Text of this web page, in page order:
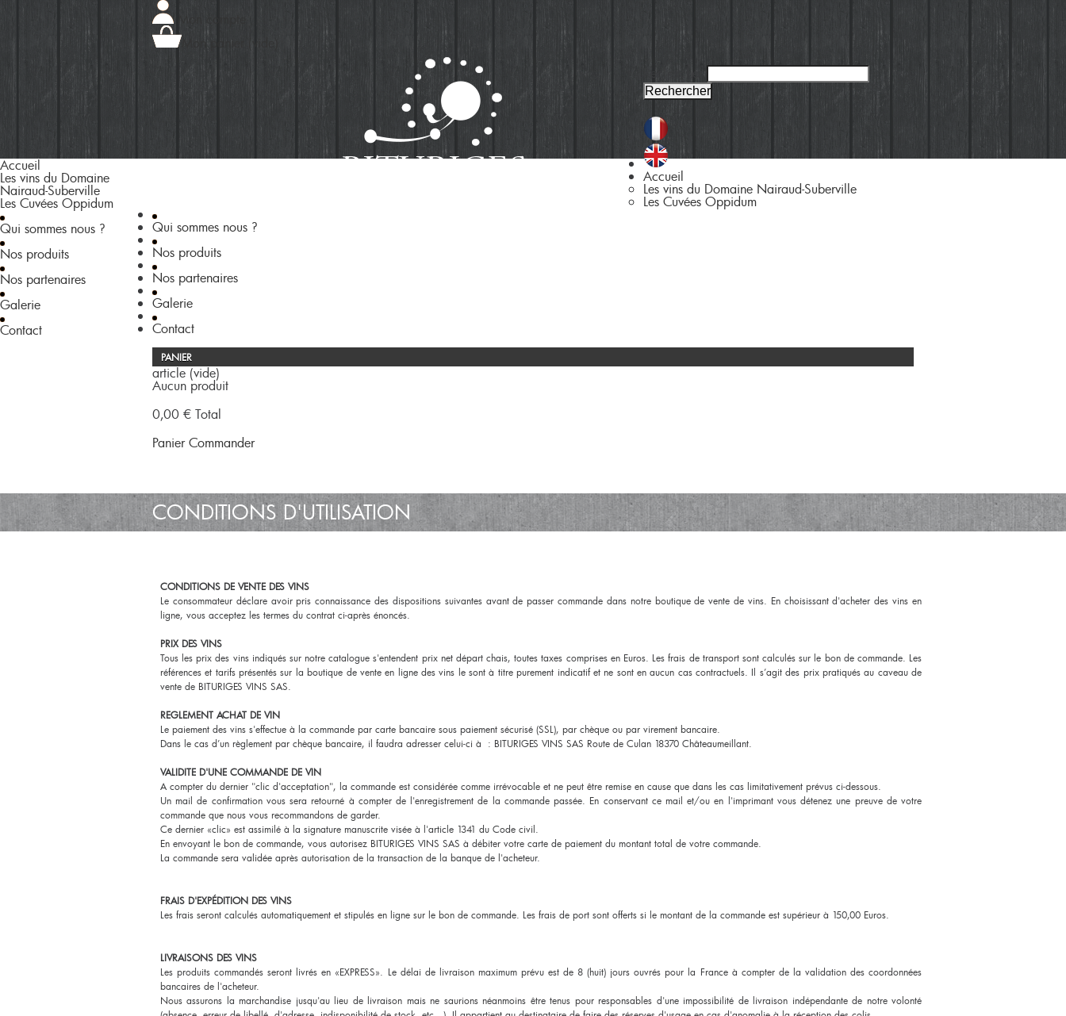
Mon compte
Mon panier
Rechercher
Accueil
Les vins du Domaine Nairaud-Suberville
Les Cuvées Oppidum
Qui sommes nous ?
Nos produits
Nos partenaires
Galerie
Contact
PANIER
article (vide)
Aucun produit
0,00 € Total
Panier Commander
Accueil
Les vins du Domaine
Nairaud-Suberville
Les Cuvées Oppidum
Qui sommes nous ?
Nos produits
Nos partenaires
Galerie
Contact
CONDITIONS D'UTILISATION
CONDITIONS DE VENTE DES VINS
Le consommateur déclare avoir pris connaissance des dispositions suivantes avant de passer commande dans notre boutique de vente de vins. En choisissant d'acheter des vins en
ligne, vous acceptez les termes du contrat ci-après énoncés.
PRIX DES VINS
Tous les prix des vins indiqués sur notre catalogue s'entendent prix net départ chais, toutes taxes comprises en Euros. Les frais de transport sont calculés sur le bon de commande. Les
références et tarifs présentés sur la boutique de vente en ligne des vins le sont à titre purement indicatif et ne sont en aucun cas contractuels. Il s’agit des prix pratiqués au caveau de
vente de BITURIGES VINS SAS.
REGLEMENT ACHAT DE VIN
Le paiement des vins s'effectue à la commande par carte bancaire sous paiement sécurisé (SSL), par chèque ou par virement bancaire.
Dans le cas d’un règlement par chèque bancaire, il faudra adresser celui-ci à : BITURIGES VINS SAS Route de Culan 18370 Châteaumeillant.
VALIDITE D'UNE COMMANDE DE VIN
A compter du dernier "clic d'acceptation", la commande est considérée comme irrévocable et ne peut être remise en cause que dans les cas limitativement prévus ci-dessous.
Un mail de confirmation vous sera retourné à compter de l'enregistrement de la commande passée. En conservant ce mail et/ou en l'imprimant vous détenez une preuve de votre
commande que nous vous recommandons de garder.
Ce dernier «clic» est assimilé à la signature manuscrite visée à l'article 1341 du Code civil.
En envoyant le bon de commande, vous autorisez BITURIGES VINS SAS à débiter votre carte de paiement du montant total de votre commande.
La commande sera validée après autorisation de la transaction de la banque de l'acheteur.
FRAIS D'EXPÉDITION DES VINS
Les frais seront calculés automatiquement et stipulés en ligne sur le bon de commande. Les frais de port sont offerts si le montant de la commande est supérieur à 150,00 Euros.
LIVRAISONS DES VINS
Les produits commandés seront livrés en «EXPRESS». Le délai de livraison maximum prévu est de 8 (huit) jours ouvrés pour la France à compter de la validation des coordonnées
bancaires de l'acheteur.
Nous assurons la marchandise jusqu'au lieu de livraison mais ne saurions néanmoins être tenus pour responsables d'une impossibilité de livraison indépendante de notre volonté